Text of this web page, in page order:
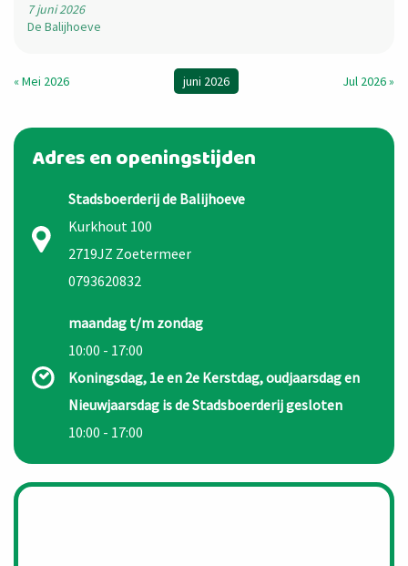
7 juni 2026
De Balijhoeve
« Mei 2026 juni 2026 Jul 2026 »
Adres en openingstijden
Stadsboerderij de Balijhoeve
Kurkhout 100
2719JZ Zoetermeer
0793620832
maandag t/m zondag
10:00 - 17:00
Koningsdag, 1e en 2e Kerstdag, oudjaarsdag en
Nieuwjaarsdag is de Stadsboerderij gesloten
10:00 - 17:00